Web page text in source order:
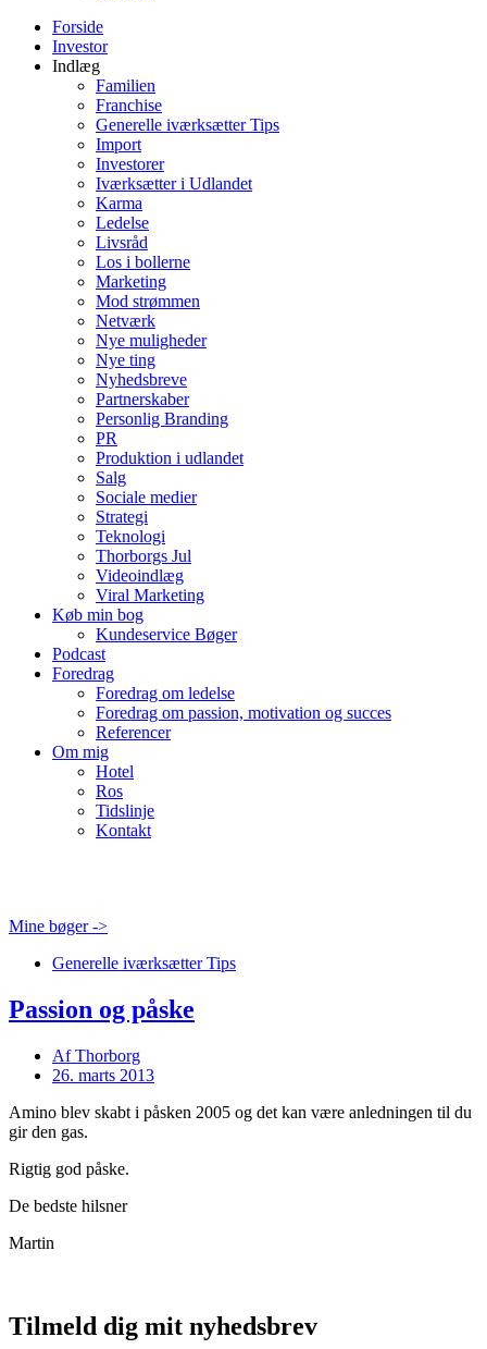
Forside
Investor
Indlæg
Familien
Franchise
Generelle iværksætter Tips
Import
Investorer
Iværksætter i Udlandet
Karma
Ledelse
Livsråd
Los i bollerne
Marketing
Mod strømmen
Netværk
Nye muligheder
Nye ting
Nyhedsbreve
Partnerskaber
Personlig Branding
PR
Produktion i udlandet
Salg
Sociale medier
Strategi
Teknologi
Thorborgs Jul
Videoindlæg
Viral Marketing
Køb min bog
Kundeservice Bøger
Podcast
Foredrag
Foredrag om ledelse
Foredrag om passion, motivation og succes
Referencer
Om mig
Hotel
Ros
Tidslinje
Kontakt
Mine bøger ->
Generelle iværksætter Tips
Passion og påske
AfThorborg
26. marts 2013
Amino blev skabt i påsken 2005 og det kan være anledningen til du
gir den gas.
Rigtig god påske.
De bedste hilsner
Martin
Tilmeld dig mit nyhedsbrev